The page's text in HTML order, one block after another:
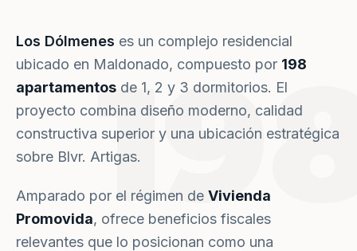
Los Dólmenes es un complejo residencial
ubicado en Maldonado, compuesto por 198
apartamentos de 1, 2 y 3 dormitorios. El
proyecto combina diseño moderno, calidad
constructiva superior y una ubicación estratégica
sobre Blvr. Artigas.
Amparado por el régimen de Vivienda
Promovida, ofrece beneficios fiscales
relevantes que lo posicionan como una